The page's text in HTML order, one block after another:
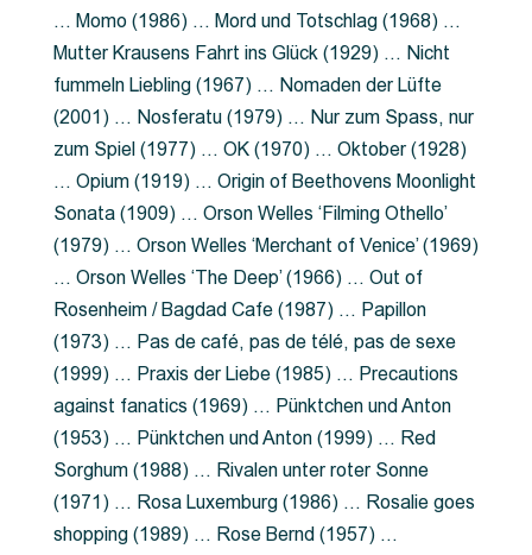
… Momo (1986) … Mord und Totschlag (1968) …
Mutter Krausens Fahrt ins Glück (1929) … Nicht
fummeln Liebling (1967) … Nomaden der Lüfte
(2001) … Nosferatu (1979) … Nur zum Spass, nur
zum Spiel (1977) … OK (1970) … Oktober (1928)
… Opium (1919) … Origin of Beethovens Moonlight
Sonata (1909) … Orson Welles ‘Filming Othello’
(1979) … Orson Welles ‘Merchant of Venice’ (1969)
… Orson Welles ‘The Deep’ (1966) … Out of
Rosenheim / Bagdad Cafe (1987) … Papillon
(1973) … Pas de café, pas de télé, pas de sexe
(1999) … Praxis der Liebe (1985) … Precautions
against fanatics (1969) … Pünktchen und Anton
(1953) … Pünktchen und Anton (1999) … Red
Sorghum (1988) … Rivalen unter roter Sonne
(1971) … Rosa Luxemburg (1986) … Rosalie goes
shopping (1989) … Rose Bernd (1957) …